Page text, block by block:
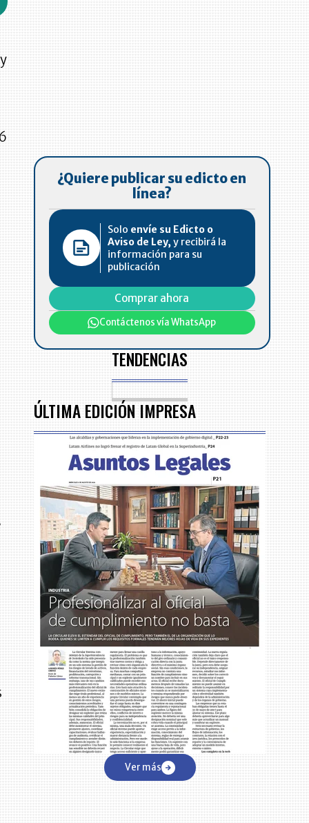
¿Quiere publicar su edicto en
línea?
Solo envíe su Edicto o
Aviso de Ley, y recibirá la
información para su
publicación
Comprar ahora
Contáctenos vía WhatsApp
TENDENCIAS
ÚLTIMA EDICIÓN IMPRESA
Ver más